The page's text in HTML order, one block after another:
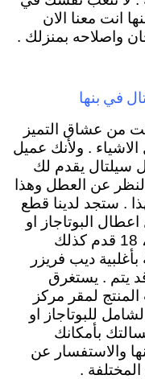
انت معنا الان
واصلاحه بمنزلك .
في بنها
من عشاق التميز
. ولأنك عميل
سيلتال يقدم لك
عن العطل وهذا
. ستجد لدينا قطع
البوتاجاز او
اعطال ثلاجات 14 قدم ، 16 قدم ، 18 قدم كذلك
ديب فريزر
يتم . يستغرق
لمقر مركز
للبوتاجاز او
بأمكانك
والاستفسار عن
.